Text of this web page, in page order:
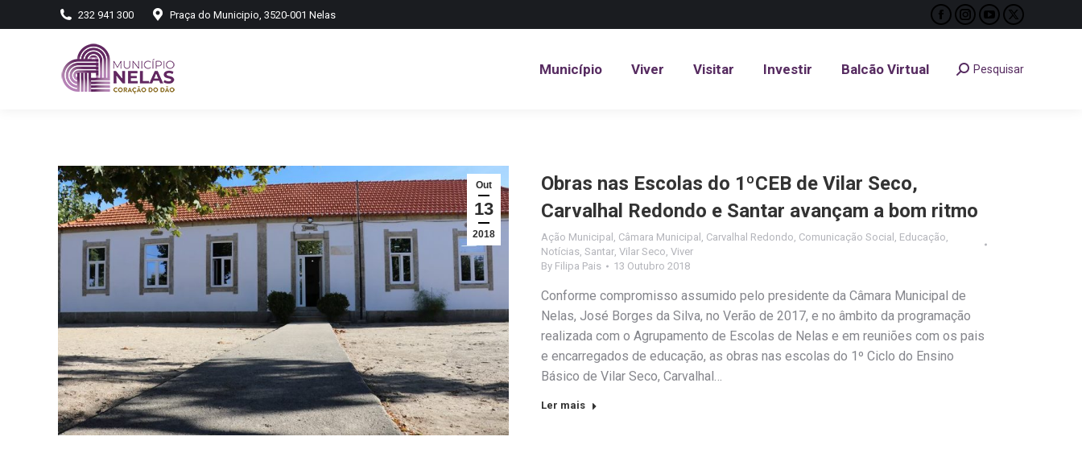
232 941 300 Praça do Municipio, 3520-001 Nelas
Facebook
opens
Instagram
opens
YouTube
opens
X
opens
Município Viver Visitar Investir Balcão Virtual Search:Pesquisar
Out
13
2018
Obras nas Escolas do 1ºCEB de Vilar Seco,
Carvalhal Redondo e Santar avançam a bom ritmo
Ação Municipal , Câmara Municipal , Carvalhal Redondo, Comunicação Social , Educação,
Notícias, Santar, Vilar Seco, Viver
By Filipa Pais 13 Outubro 2018
Conforme compromisso assumido pelo presidente da Câmara Municipal de
Nelas, José Borges da Silva, no Verão de 2017, e no âmbito da programação
realizada com o Agrupamento de Escolas de Nelas e em reuniões com os pais
e encarregados de educação, as obras nas escolas do 1º Ciclo do Ensino
Básico de Vilar Seco, Carvalhal…
Ler mais
Município Viver Visitar Investir Balcão Virtual Search:
Pesquisar